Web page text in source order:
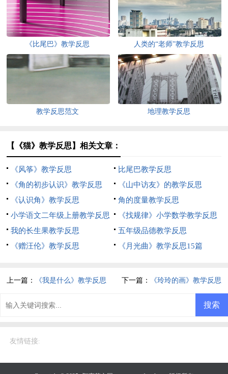
《比尾巴》教学反思 人类的“老师”教学反思
教学反思范文 地理教学反思
【《猫》教学反思】相关文章：
《风筝》教学反思
比尾巴教学反思
《角的初步认识》教学反思
《山中访友》的教学反思
《认识角》教学反思
角的度量教学反思
小学语文二年级上册教学反思
《找规律》小学数学教学反思
我的长生果教学反思
五年级品德教学反思
《赠汪伦》教学反思
《月光曲》教学反思15篇
上一篇： 《我是什么》教学反思 下一篇： 《玲玲的画》教学反思
友情链接: